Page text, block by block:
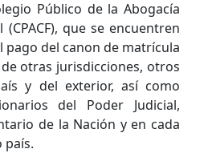
Público de la Abogacía
que se encuentren
pago del canon de matrícula
otras jurisdicciones, otros
y del exterior, así como
del Poder Judicial,
de la Nación y en cada
país.